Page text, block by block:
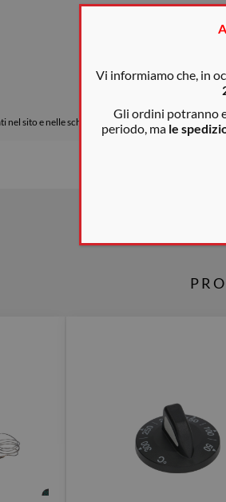
nel sito e nelle schede sono indicativi
Vi informiamo che, in
Gli ordini potranno
periodo, ma le